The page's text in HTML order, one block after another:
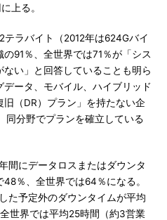
上る。
ラバイト（2012年は624Gバイ
91％、全世界では71％が「シス
い」と回答していることも明ら
ータ、モバイル、ハイブリッド
（DR）プラン」を持たない企
同分野でプランを確立している
間にデータロスまたはダウンタ
％、全世界では64％になる。
た予定外のダウンタイムが平均
世界では平均25時間（約3営業